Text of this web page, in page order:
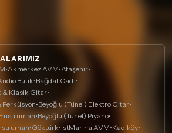
•Akmerkez AVM•Ataşehir•
Butik•Bağdat Cad.•
& Klasik Gitar•
Perküsyon•Beyoğlu (Tünel) Elektro Gitar•
•Beyoğlu (Tünel) Piyano•
•Göktürk•İstMarina AVM•Kadıköy•